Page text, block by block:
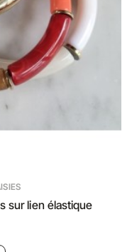
sur lien élastique